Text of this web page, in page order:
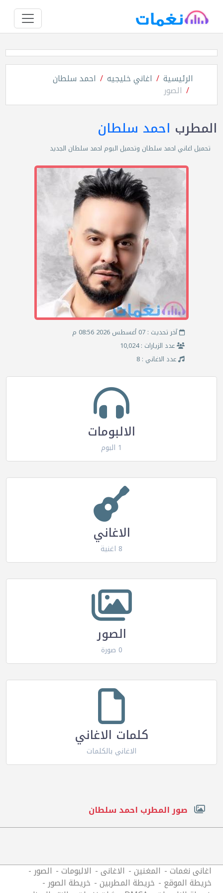
الرئيسية اغاني خليجيه احمد سلطان
الصور
المطرب احمد سلطان
تحميل اغاني احمد سلطان وتحميل البوم احمد سلطان الجديد
آخر تحديث : 07 أغسطس 2026 08:56 م
عدد الزيارات : 10,024
عدد الاغاني : 8
الالبومات
1 البوم
الاغاني
8 اغنية
الصور
0 صورة
كلمات الاغاني
الاغاني بالكلمات
صور المطرب احمد سلطان
اغانى نغمات المغنين الاغانى الالبومات الصور
خريطة الموقع خريطة المطربين خريطة الصور